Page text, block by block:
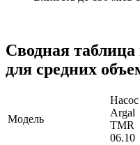
Сводная
для средних
Модель
Насос
Argal
TMR
06.10